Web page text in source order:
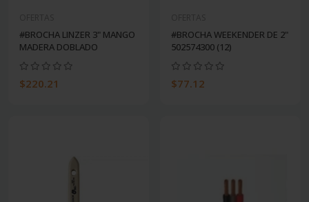
#BROCHA LINZER 3" MANGO
MADERA DOBLADO
$220.21
#BROCHA WEEKENDER DE 2"
502574300 (12)
$77.12